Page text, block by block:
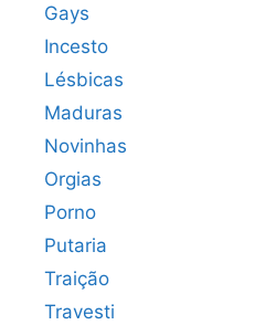
Gays
Incesto
Lésbicas
Maduras
Novinhas
Orgias
Porno
Putaria
Traição
Travesti